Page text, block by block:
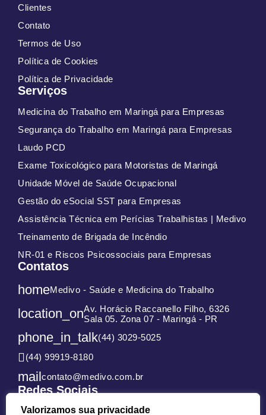
Valorizamos sua privacidade
Clientes
Contato
Termos de Uso
Política de Cookies
Política de Privacidade
Serviços
Medicina do Trabalho em Maringá para Empresas
Segurança do Trabalho em Maringá para Empresas
Laudo PCD
Exame Toxicológico para Motoristas de Maringá
Unidade Móvel de Saúde Ocupacional
Gestão do eSocial SST para Empresas
Assistência Técnica em Perícias Trabalhistas | Medivo
Treinamento de Brigada de Incêndio
NR-01 e Riscos Psicossociais para Empresas
Contatos
homeMedivo - Saúde e Medicina do Trabalho
location_onAv. Horácio Raccanello Filho, 6326
Sala 05. Zona 07 - Maringá - PR
phone_in_talk(44) 3029-5025
(44) 99919-8180
mailcontato@medivo.com.br
Redes Sociais